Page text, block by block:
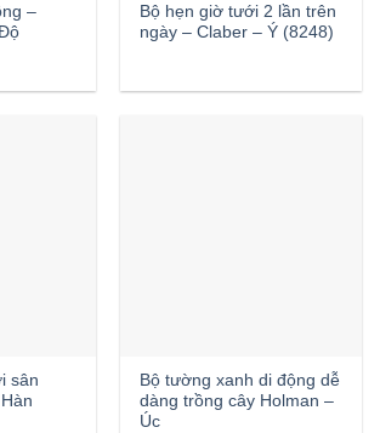
–
Bộ hẹn giờ tưới 2 lần trên
ngày – Claber – Ý (8248)
sân
Bộ tường xanh di động dễ
dàng trồng cây Holman –
Úc